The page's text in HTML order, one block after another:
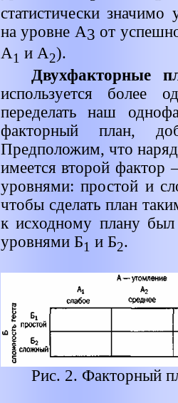
статистически значимо
на уровне A3 от
А1 и А2).
Двухфакторные
используется
переделать наш
факторный план,
Предположим, что
имеется второй
уровнями: простой и
чтобы сделать план
к исходному плану
уровнями Б1 и Б2.
Рис. 2. Факторный